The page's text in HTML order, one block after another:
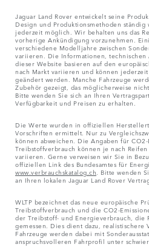
Jaguar Land Rover entwickelt seine
Design und Produktionsmethoden
jederzeit möglich. Wir behalten uns das
vorherige Ankündigung vorzunehmen.
verschiedene Modelljahre zwischen
variieren. Die Informationen, technischen
dieser Website basieren auf den
nach Markt variieren und können
geändert werden. Manche Fahrzeuge
Zubehör gezeigt, das möglicherweise
Bitte wenden Sie sich an Ihren
Verfügbarkeit und Preisen zu erhalten.
Die Werte wurden in offiziellen
Vorschriften ermittelt. Nur zu
können abweichen. Die Angaben für
Treibstoffverbrauch können je nach
variieren. Gerne verweisen wir Sie in
offiziellen Link des Bundesamtes für
www.verbrauchskatalog.ch. Bitte wenden
an Ihren lokalen Jaguar Land Rover
WLTP bezeichnet das neue europäische
Treibstoffverbrauch und die CO2-
der Treibstoff- und Energieverbrauch, die
gemessen. Dies dient dazu, realistischere
Fahrzeuge werden dabei mit
anspruchsvolleren Fahrprofil unter